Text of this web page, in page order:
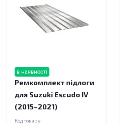
в наявності
Ремкомплект підлоги
для Suzuki Escudo IV
(2015–2021)
Код товару: